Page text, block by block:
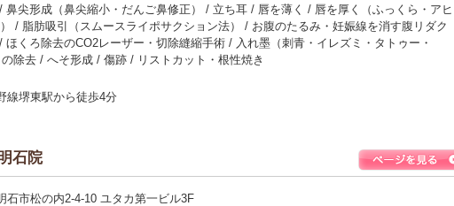
鼻尖形成（鼻尖縮小・だんご鼻修正） / 立ち耳 / 唇を薄く / 唇を厚く（ふっくら・アヒ
/ 脂肪吸引（スムースライポサクション法） / お腹のたるみ・妊娠線を消す腹リダク
ほくろ除去のCO2レーザー・切除縫縮手術 / 入れ墨（刺青・イレズミ・タトゥー・
除去 / へそ形成 / 傷跡 / リストカット・根性焼き
線堺東駅から徒歩4分
石院
石市松の内2-4-10 ユタカ第一ビル3F